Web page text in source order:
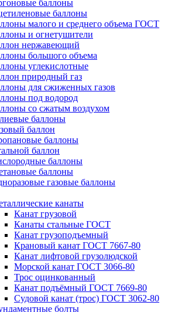
баллоны
баллоны
малого и среднего объема ГОСТ
и огнетушители
нержавеющий
большого объема
углекислотные
природный газ
для сжиженных газов
под водород
со сжатым воздухом
баллоны
баллон
баллоны
баллон
баллоны
баллоны
газовые баллоны
канаты
Канат грузовой
Канаты стальные ГОСТ
Канат грузоподъемный
Крановый канат ГОСТ 7667-80
Канат лифтовой грузолюдской
Морской канат ГОСТ 3066-80
Трос оцинкованный
Канат подъёмный ГОСТ 7669-80
Судовой канат (трос) ГОСТ 3062-80
болты